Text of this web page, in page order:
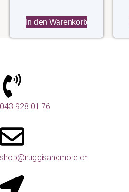
In den Warenkorb
043 928 01 76
shop@nuggisandmore.ch